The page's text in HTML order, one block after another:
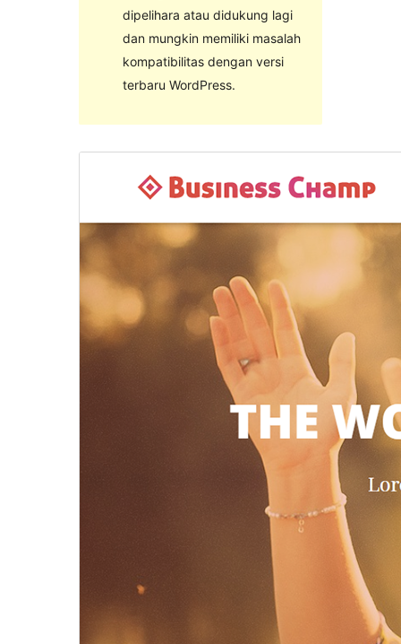
dipelihara atau didukung lagi
dan mungkin memiliki masalah
kompatibilitas dengan versi
terbaru WordPress.